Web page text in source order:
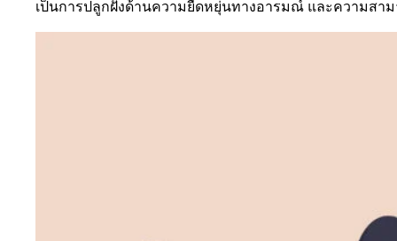
เป็นการปลูกฝังด้านความยืดหยุ่นทางอารมณ์ และความสา